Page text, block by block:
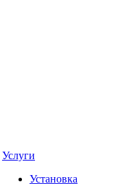
Услуги
Установка